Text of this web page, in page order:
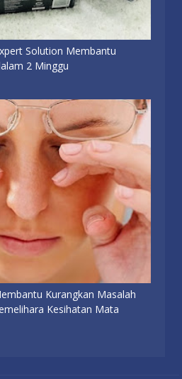
Solution Membantu
2 Minggu
Kurangkan Masalah
Kesihatan Mata